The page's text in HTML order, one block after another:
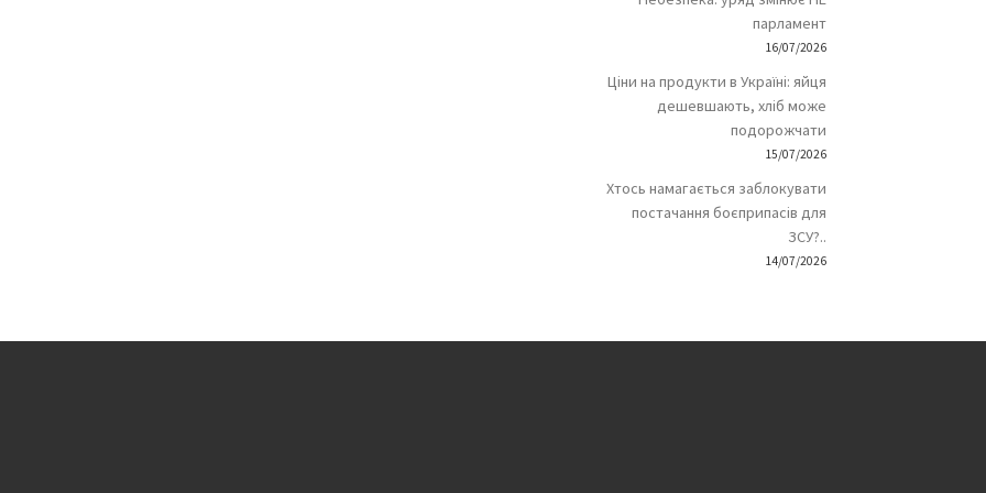
парламент
16/07/2026
Ціни на продукти в Україні: яйця
дешевшають, хліб може
подорожчати
15/07/2026
Хтось намагається заблокувати
постачання боєприпасів для
ЗСУ?..
14/07/2026